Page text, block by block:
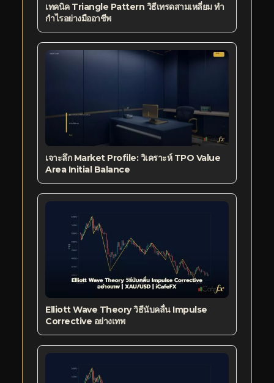
เทคนิค Triangle Pattern วิธีเทรดสามเหลี่ยม ทำ
กำไรอย่างมืออาชีพ
เจาะลึก Market Profile: วิเคราะห์ TPO Value
Area Initial Balance
Elliott Wave Theory วิธีนับคลื่น Impulse
Corrective อย่างเทพ